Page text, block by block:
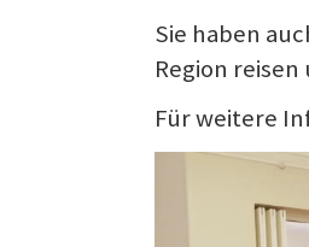
Sie haben
Region
Für weitere